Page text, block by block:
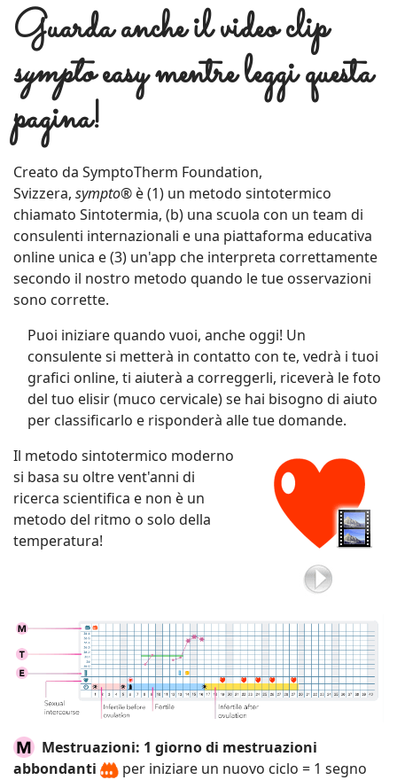
Guarda anche il video clip
symptoeasy mentre leggi questa
pagina!
Creato da SymptoTherm Foundation,
Svizzera, sympto® è (1) un metodo sintotermico
chiamato Sintotermia, (b) una scuola con un team di
consulenti internazionali e una piattaforma educativa
online unica e (3) un'app che interpreta correttamente
secondo il nostro metodo quando le tue osservazioni
sono corrette.
Puoi iniziare quando vuoi, anche oggi! Un
consulente si metterà in contatto con te, vedrà i tuoi
grafici online, ti aiuterà a correggerli, riceverà le foto
del tuo elisir (muco cervicale) se hai bisogno di aiuto
per classificarlo e risponderà alle tue domande.
Il metodo sintotermico moderno
si basa su oltre vent'anni di
ricerca scientifica e non è un
metodo del ritmo o solo della
temperatura!
Mestruazioni: 1 giorno di mestruazioni
abbondanti
per iniziare un nuovo ciclo = 1 segno